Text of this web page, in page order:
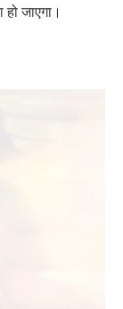
जाएगा।